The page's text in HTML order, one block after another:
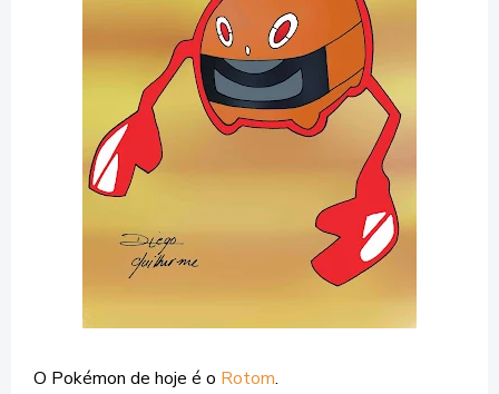
O Pokémon de hoje é o Rotom.